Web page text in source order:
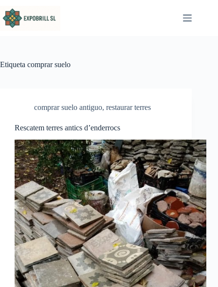
Etiqueta comprar suelo
comprar suelo antiguo, restaurar terres
Rescatem terres antics d’enderrocs